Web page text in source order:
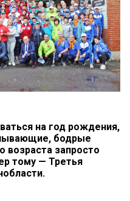
на год рождения,
бодрые
возраста запросто
тому — Третья